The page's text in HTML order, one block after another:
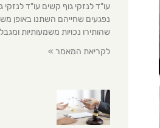
עו"ד לנזקי גוף קשים עו"ד
נפגעים שחייהם השתנו באופן
שהותירו נכויות משמעותיות
לקריאת המאמר »